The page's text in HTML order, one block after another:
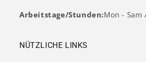
Arbeitstage/Stunden:Mon -
NÜTZLICHE LINKS